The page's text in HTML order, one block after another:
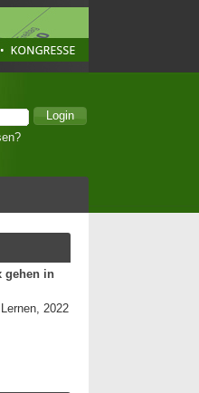
gehen in
2022